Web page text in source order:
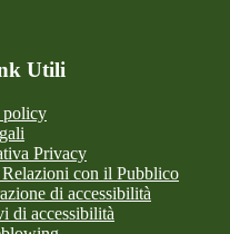
Utili
policy
Privacy
con il Pubblico
di accessibilità
di accessibilità